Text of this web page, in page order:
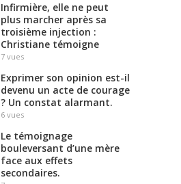
Infirmière, elle ne peut
plus marcher après sa
troisième injection :
Christiane témoigne
7 vues
Exprimer son opinion est-il
devenu un acte de courage
? Un constat alarmant.
6 vues
Le témoignage
bouleversant d’une mère
face aux effets
secondaires.